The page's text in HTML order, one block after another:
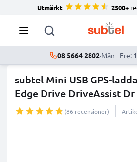
Utmärkt 2500+
08 5664 2802·Mån - Fre:
subtel Mini USB GPS-
Edge Drive DriveAssist Dr
(86 recensioner)